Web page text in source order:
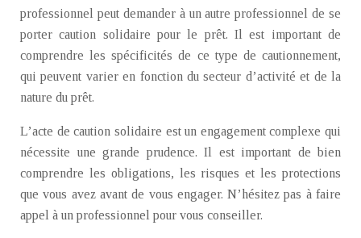
professionnel peut demander à un autre professionnel de se
porter caution solidaire pour le prêt. Il est important de
comprendre les spécificités de ce type de cautionnement,
qui peuvent varier en fonction du secteur d’activité et de la
nature du prêt.
L’acte de caution solidaire est un engagement complexe qui
nécessite une grande prudence. Il est important de bien
comprendre les obligations, les risques et les protections
que vous avez avant de vous engager. N’hésitez pas à faire
appel à un professionnel pour vous conseiller.